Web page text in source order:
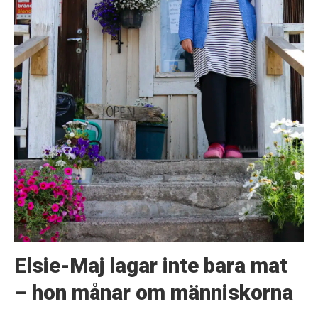
Elsie-Maj lagar inte bara mat
– hon månar om människorna